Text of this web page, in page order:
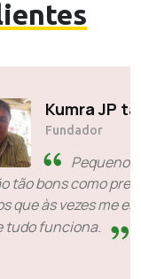
Mogen Pty Ltd
está um
ciente dos
alguns
resposta,
usado